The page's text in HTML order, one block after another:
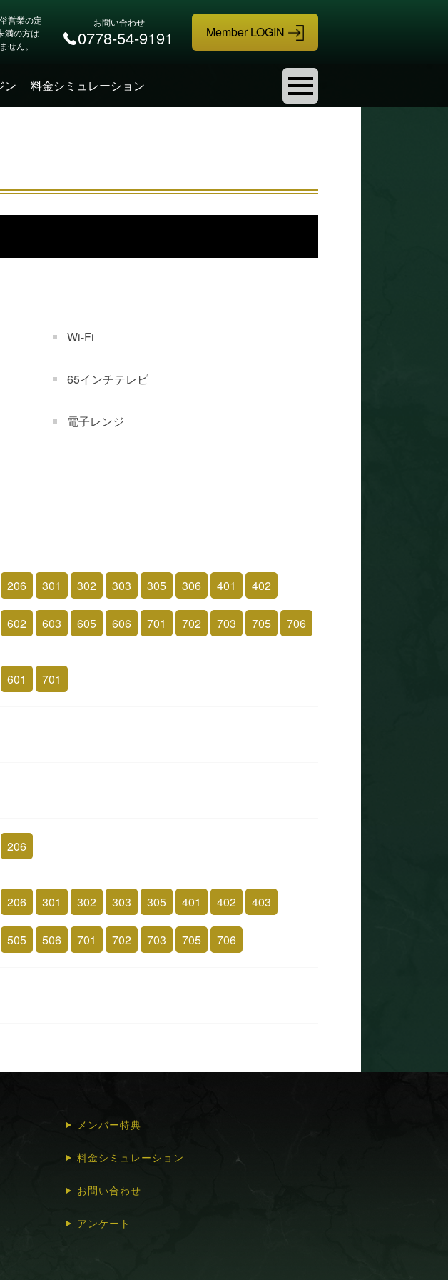
営業の定
満の方は
せん。
お問い合わせ
0778-54-9191
ン 料金シミュレーション
Wi-Fi
65インチテレビ
電子レンジ
206 301 302 303 305 306 401 402
602 603 605 606 701 702 703 705 706
601 701
206
206 301 302 303 305 401 402 403
505 506 701 702 703 705 706
メンバー特典
料金シミュレーション
お問い合わせ
アンケート